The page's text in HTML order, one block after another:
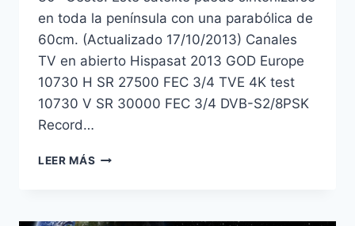
en toda la península con una parabólica de
60cm. (Actualizado 17/10/2013) Canales
TV en abierto Hispasat 2013 GOD Europe
10730 H SR 27500 FEC 3/4 TVE 4K test
10730 V SR 30000 FEC 3/4 DVB-S2/8PSK
Record…
LEER MÁS CANALES
EL